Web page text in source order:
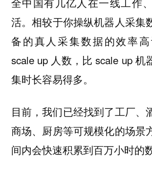
活。相较于你操纵机器人采集
备的真人采集数据的效率
scale up 人数，比 scale up 机
集时长容易得多。
目前，我们已经找到了工厂、
商场、厨房等可规模化的场景
间内会快速积累到百万小时的